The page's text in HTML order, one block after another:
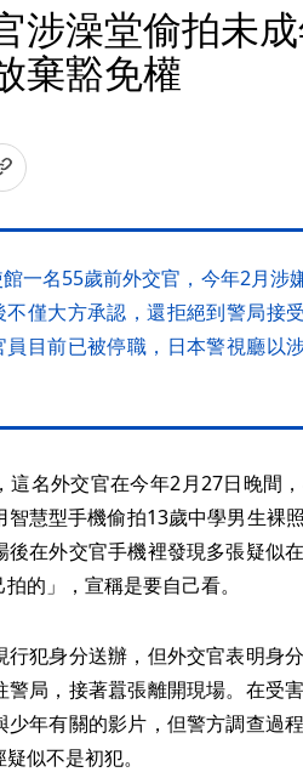
涉澡堂偷拍未
棄豁免權
一名55歲前外交官，今年2月涉
不僅大方承認，還拒絕到警局接
目前已被停職，日本警視廳以
這名外交官在今年2月27日晚間
智慧型手機偷拍13歲中學男生裸
後在外交官手機裡發現多張疑似
的」，宣稱是要自己看。
犯身分送辦，但外交官表明身
警局，接著囂張離開現場。在受
少年有關的影片，但警方調查過
似不是初犯。